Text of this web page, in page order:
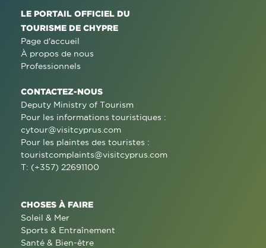
LE PORTAIL OFFICIEL DU
TOURISME DE CHYPRE
Page d'accueil
À propos de nous
Professionnels
CONTACTEZ-NOUS
Deputy Ministry of Tourism
Pour les informations touristiques :
cytour@visitcyprus.com
Pour les plaintes des touristes :
touristcomplaints@visitcyprus.com
T: (+357) 22691100
CHOSES À FAIRE
Soleil & Mer
Sports & Entraînement
Santé & Bien-être